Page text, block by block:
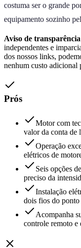
costuma ser o grande
equipamento sozinho
Aviso de
independentes e
dos nossos links,
nenhum custo adicional
Prós
Motor com
valor da conta de
Operação
elétricos de
Seis opções
preciso da
Instalação
dois fios do
Acompanha
controle remoto e